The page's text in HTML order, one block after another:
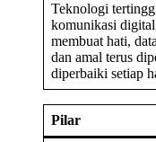
Teknologi
komunikasi
membuat hati,
dan amal terus
diperbaiki setiap
Pilar